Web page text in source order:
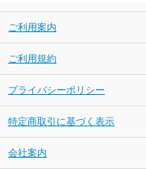
ご利用案内
ご利用規約
プライバシーポリシー
特定商取引に基づく表示
会社案内